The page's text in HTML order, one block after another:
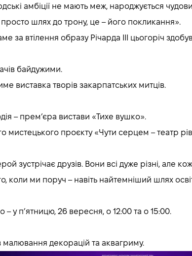
амбіції не мають меж, народжується
шлях до трону, це – його покликання».
за втілення образу Річарда III цьогоріч
байдужими.
виставка творів закарпатських митців.
– прем’єра вистави «Тихе вушко».
проєкту «Чути серцем – театр
зустрічає друзів. Вони всі дуже різні, але
ми поруч – навіть найтемніший шлях
– у п’ятницю, 26 вересня, о 12:00 та о 15:00.
малювання декорацій та аквагриму.